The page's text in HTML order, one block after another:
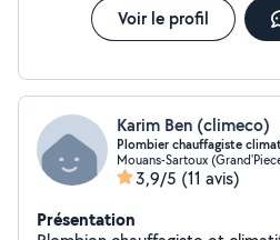
Voir le profil
Karim Ben (climeco)
Plombier chauffagiste
Mouans-Sartoux
3,9/5 (11 avis)
Présentation